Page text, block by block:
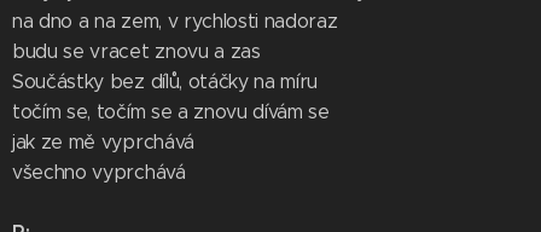
na dno a na zem, v rychlosti nadoraz
budu se vracet znovu a zas
Součástky bez dílů, otáčky na míru
točím se, točím se a znovu dívám se
jak ze mě vyprchává
všechno vyprchává